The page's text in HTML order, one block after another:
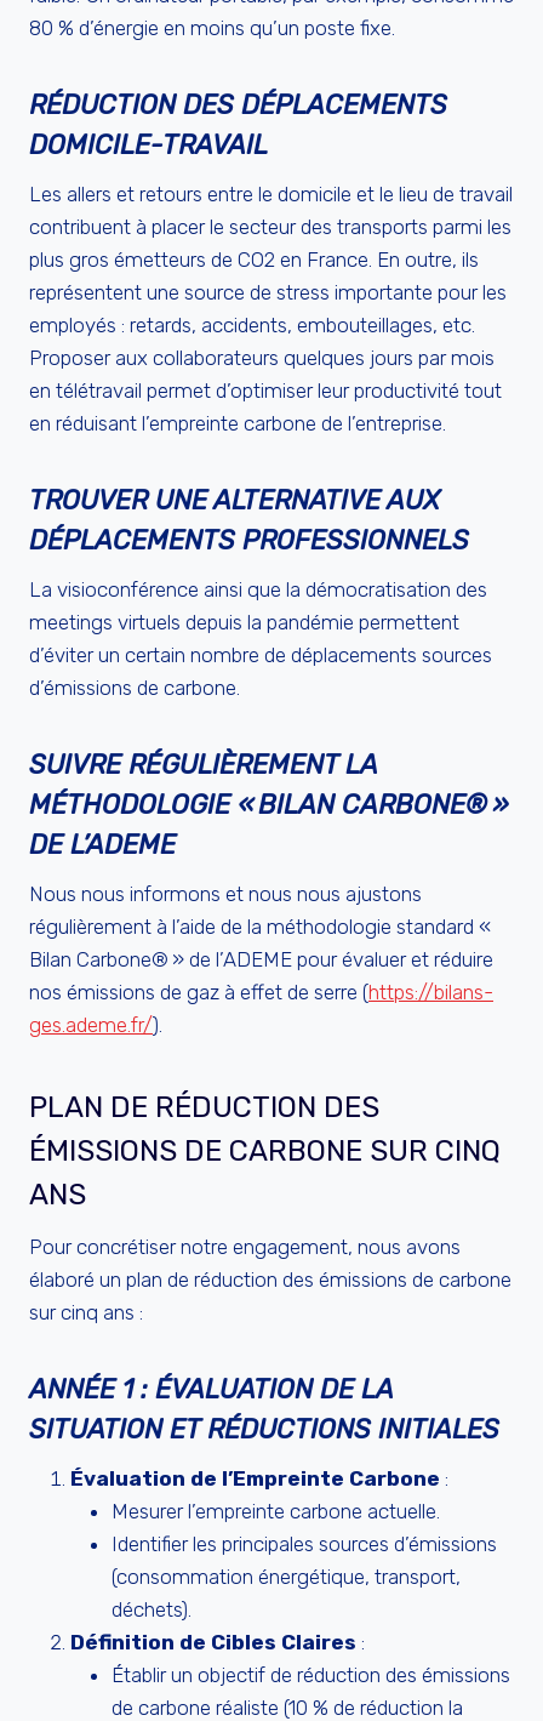
80 % d’énergie en moins qu’un poste fixe.
RÉDUCTION DES DÉPLACEMENTS
DOMICILE-TRAVAIL
Les allers et retours entre le domicile et le lieu de travail
contribuent à placer le secteur des transports parmi les
plus gros émetteurs de CO2 en France. En outre, ils
représentent une source de stress importante pour les
employés : retards, accidents, embouteillages, etc.
Proposer aux collaborateurs quelques jours par mois
en télétravail permet d’optimiser leur productivité tout
en réduisant l’empreinte carbone de l’entreprise.
TROUVER UNE ALTERNATIVE AUX
DÉPLACEMENTS PROFESSIONNELS
La visioconférence ainsi que la démocratisation des
meetings virtuels depuis la pandémie permettent
d’éviter un certain nombre de déplacements sources
d’émissions de carbone.
SUIVRE RÉGULIÈREMENT LA
MÉTHODOLOGIE « BILAN CARBONE® »
DE L’ADEME
Nous nous informons et nous nous ajustons
régulièrement à l’aide de la méthodologie standard «
Bilan Carbone® » de l’ADEME pour évaluer et réduire
nos émissions de gaz à effet de serre (https://bilans-
ges.ademe.fr/).
PLAN DE RÉDUCTION DES
ÉMISSIONS DE CARBONE SUR CINQ
ANS
Pour concrétiser notre engagement, nous avons
élaboré un plan de réduction des émissions de carbone
sur cinq ans :
ANNÉE 1 : ÉVALUATION DE LA
SITUATION ET RÉDUCTIONS INITIALES
Évaluation de l’Empreinte Carbone :
Mesurer l’empreinte carbone actuelle.
Identifier les principales sources d’émissions
(consommation énergétique, transport,
déchets).
Définition de Cibles Claires :
Établir un objectif de réduction des émissions
de carbone réaliste (10 % de réduction la